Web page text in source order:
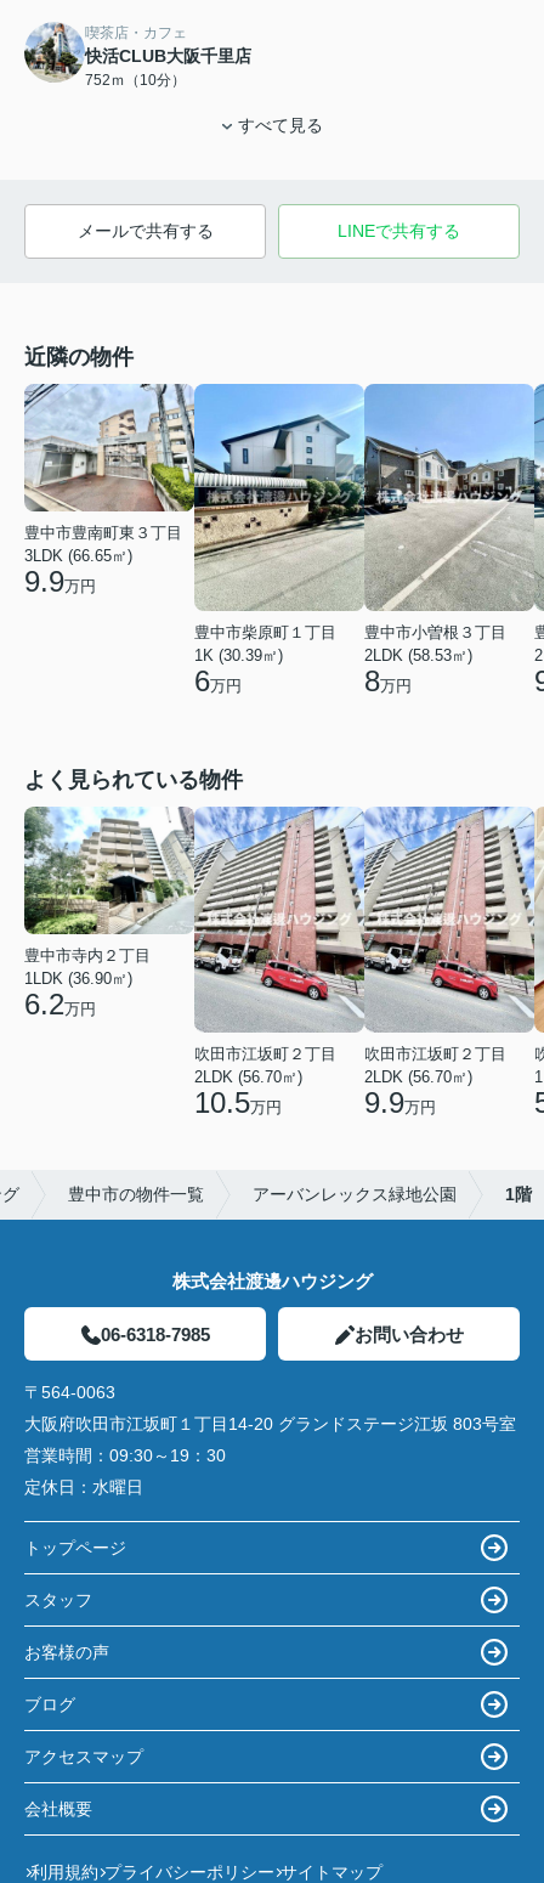
喫茶店・カフェ
快活CLUB大阪千里店
752ｍ（10分）
すべて見る
メールで共有する LINEで共有する
近隣の物件
豊中市豊南町東３丁目
3LDK (66.65㎡)
9.9万円
豊中市柴原町１丁目
1K (30.39㎡)
6万円
豊中市小曽根３丁目
2LDK (58.53㎡)
8万円
よく見られている物件
豊中市寺内２丁目
1LDK (36.90㎡)
6.2万円
吹田市江坂町２丁目
2LDK (56.70㎡)
10.5万円
吹田市江坂町２丁目
2LDK (56.70㎡)
9.9万円
豊中市の物件一覧 アーバンレックス緑地公園 1階
株式会社渡邊ハウジング
06-6318-7985 お問い合わせ
〒564-0063
大阪府吹田市江坂町１丁目14‐20 グランドステージ江坂 803号室
営業時間： 09:30～19：30
定休日： 水曜日
トップページ
スタッフ
お客様の声
ブログ
アクセスマップ
会社概要
利用規約 プライバシーポリシー サイトマップ